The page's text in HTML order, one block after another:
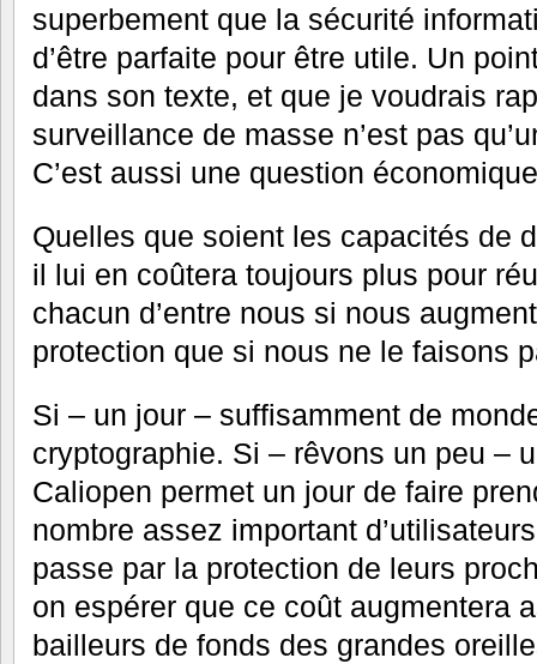
superbement que la sécurité
d’être parfaite pour être utile. Un
dans son texte, et que je voudrais
surveillance de masse n’est pas
C’est aussi une question
Quelles que soient les capacités de
il lui en coûtera toujours plus pour
chacun d’entre nous si nous
protection que si nous ne le faisons
Si – un jour – suffisamment de
cryptographie. Si – rêvons un peu –
Caliopen permet un jour de faire
nombre assez important
passe par la protection de leurs
on espérer que ce coût augmentera
bailleurs de fonds des grandes